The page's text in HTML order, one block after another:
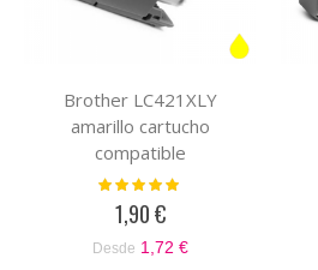
Brother LC421XLY
amarillo cartucho
compatible
Valoración:
1,90 €
Desde 1,72 €